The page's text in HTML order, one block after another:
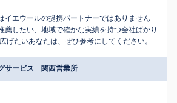
イエウールの提携パートナーではありません
薦したい、地域で確かな実績を持つ会社ばかり
げたいあなたは、ぜひ参考にしてください。
サービス 関西営業所